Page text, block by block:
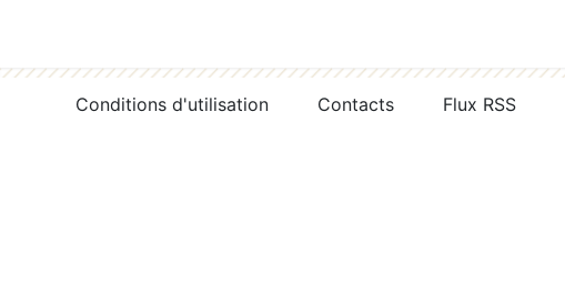
Conditions d'utilisation Contacts Flux RSS